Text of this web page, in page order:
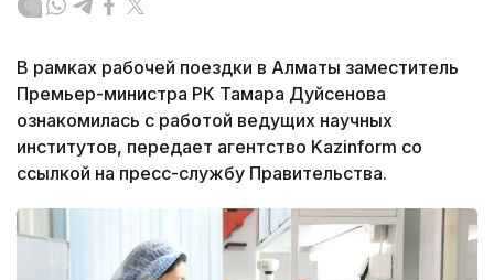
В рамках рабочей поездки в Алматы заместитель
Премьер-министра РК Тамара Дуйсенова
ознакомилась с работой ведущих научных
институтов, передает агентство Kazinform со
ссылкой на пресс-службу Правительства.